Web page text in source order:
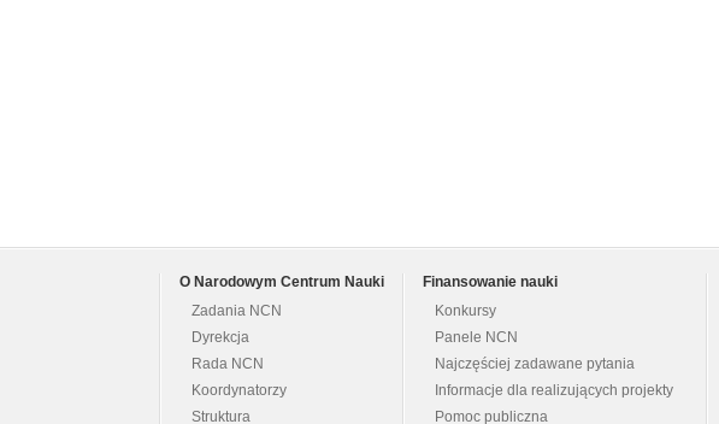
O Narodowym Centrum Nauki
Zadania NCN
Dyrekcja
Rada NCN
Koordynatorzy
Struktura
Finansowanie nauki
Konkursy
Panele NCN
Najczęściej zadawane pytania
Informacje dla realizujących projekty
Pomoc publiczna